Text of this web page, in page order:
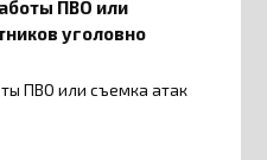
ПВО или
уголовно
ПВО или съемка атак